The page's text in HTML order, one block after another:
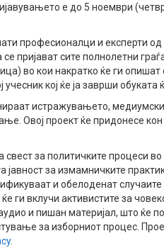
е до 5 ноември
професионалци и експерти
пријават сите полнолетни
во кои накратко ќе ги опишат
кој ќе ја заврши
истражувањето,
Овој проект ќе придонесе кон
за политичките процеси во
за измамничките
и обелоденат
ги вклучи активистите за
и пишан материјал, што ќе
за изборниот процес.
.